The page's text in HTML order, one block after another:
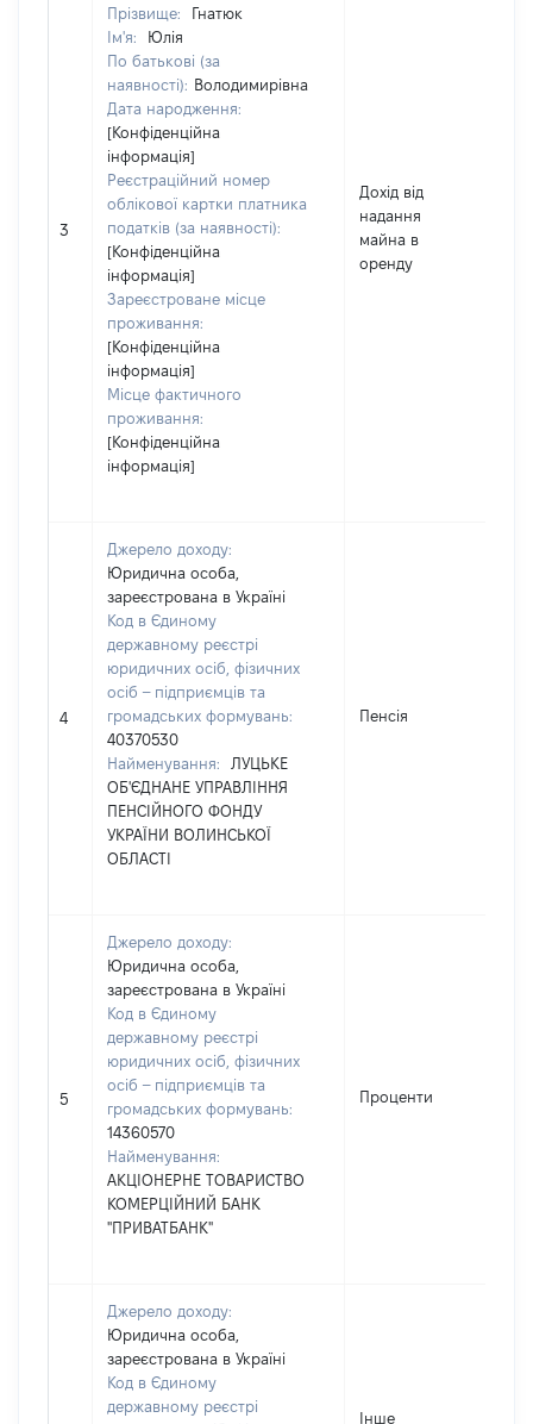
3
Прізвище:
Гнатюк
Ім'я:
Юлія
По батькові (за
наявності): Володимирівна
Дата народження:
[Конфіденційна
інформація]
Реєстраційний номер
облікової картки платника
податків (за наявності):
[Конфіденційна
інформація]
Зареєстроване місце
проживання:
[Конфіденційна
інформація]
Місце фактичного
проживання:
[Конфіденційна
інформація]
Дохід від
надання
майна в
оренду
4
Джерело доходу:
Юридична особа,
зареєстрована в Україні
Код в Єдиному
державному реєстрі
юридичних осіб, фізичних
осіб – підприємців та
громадських формувань:
40370530
Найменування:
ЛУЦЬКЕ
ОБ'ЄДНАНЕ УПРАВЛІННЯ
ПЕНСІЙНОГО ФОНДУ
УКРАЇНИ ВОЛИНСЬКОЇ
ОБЛАСТІ
Пенсія
5
Джерело доходу:
Юридична особа,
зареєстрована в Україні
Код в Єдиному
державному реєстрі
юридичних осіб, фізичних
осіб – підприємців та
громадських формувань:
14360570
Найменування:
АКЦІОНЕРНЕ ТОВАРИСТВО
КОМЕРЦІЙНИЙ БАНК
"ПРИВАТБАНК"
Проценти
Джерело доходу:
Юридична особа,
зареєстрована в Україні
Код в Єдиному
державному реєстрі
Інше